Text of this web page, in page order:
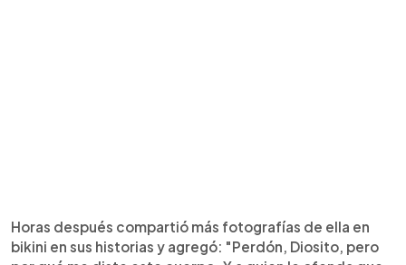
Horas después compartió más fotografías de ella en
bikini en sus historias y agregó: "Perdón, Diosito, pero